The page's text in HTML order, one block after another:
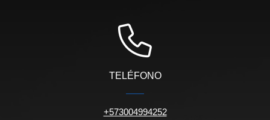
TELÉFONO
+573004994252